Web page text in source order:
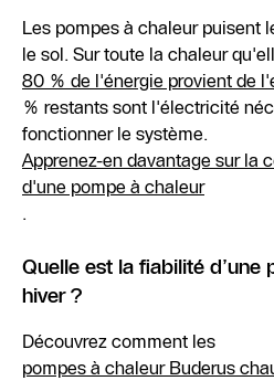
Les pompes à chaleur puisent
le sol. Sur toute la chaleur
80 % de l'énergie provient de
% restants sont l'électricité
fonctionner le système.
Apprenez-en davantage sur la
d'une pompe à chaleur
.
Quelle est la fiabilité d’une
hiver ?
Découvrez comment les
pompes à chaleur Buderus